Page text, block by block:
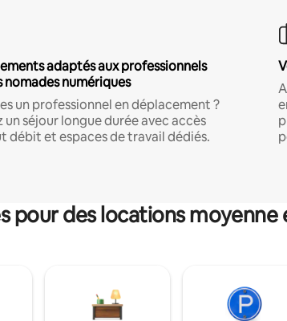
adaptés aux professionnels
nomades numériques
un professionnel en déplacement ?
un séjour longue durée avec accès
débit et espaces de travail dédiés.
pour des locations